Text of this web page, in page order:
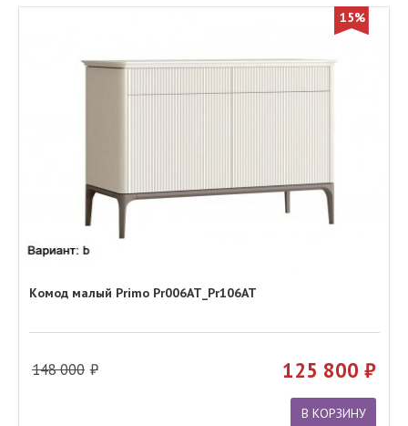
15%
Комод малый Primo Pr006AT_Pr106AT
148 000 125 800
В КОРЗИНУ